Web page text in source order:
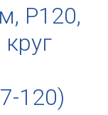
P120,
120)